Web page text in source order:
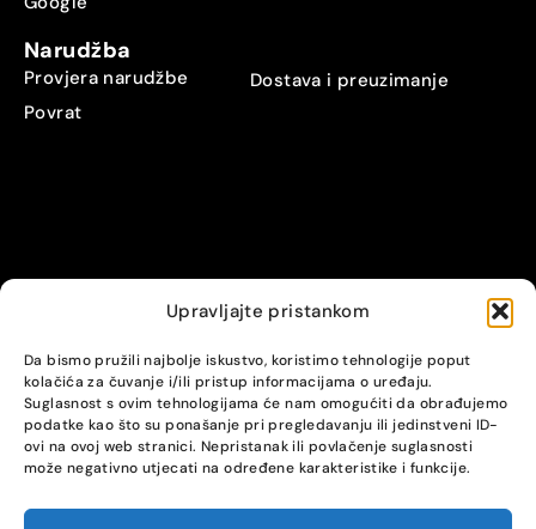
Upravljajte pristankom
Da bismo pružili najbolje iskustvo, koristimo tehnologije poput
kolačića za čuvanje i/ili pristup informacijama o uređaju.
Suglasnost s ovim tehnologijama će nam omogućiti da obrađujemo
podatke kao što su ponašanje pri pregledavanju ili jedinstveni ID-
ovi na ovoj web stranici. Nepristanak ili povlačenje suglasnosti
može negativno utjecati na određene karakteristike i funkcije.
Narudžba
Provjera narudžbe
Dostava i preuzimanje
Povrat
© Alpha servis. All Rights Reserved.